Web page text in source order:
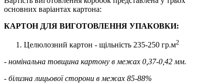
основних варіантах картона:
КАРТОН ДЛЯ ВИГОТОВЛЕННЯ УПАКОВКИ:
Целюлозний картон - щільність 235-250 гр.м2
- номінальна товщина картону в межах 0,37-0,42 мм.
- білизна лицьової сторони в межах 85-88%